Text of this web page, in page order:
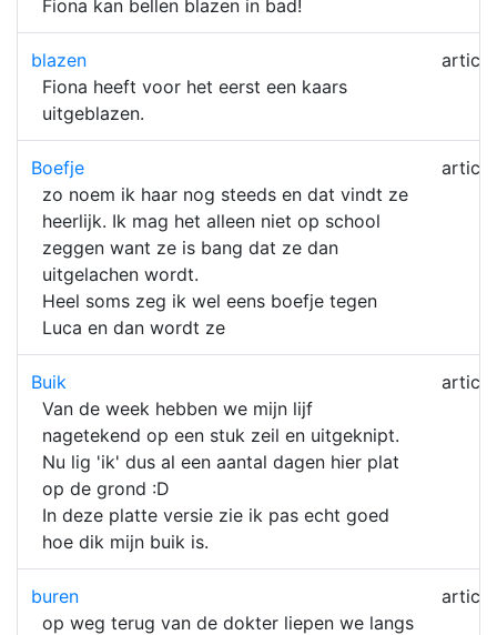
Fiona kan bellen blazen in bad!
blazen
Fiona heeft voor het eerst een kaars
uitgeblazen.
article
Boefje
zo noem ik haar nog steeds en dat vindt ze
heerlijk. Ik mag het alleen niet op school
zeggen want ze is bang dat ze dan
uitgelachen wordt.
Heel soms zeg ik wel eens boefje tegen
Luca en dan wordt ze
article
Buik
Van de week hebben we mijn lijf
nagetekend op een stuk zeil en uitgeknipt.
Nu lig 'ik' dus al een aantal dagen hier plat
op de grond :D
In deze platte versie zie ik pas echt goed
hoe dik mijn buik is.
article
buren
op weg terug van de dokter liepen we langs
article